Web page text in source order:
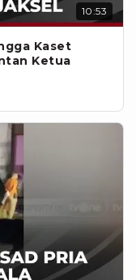
10:53
Kaset
Ketua